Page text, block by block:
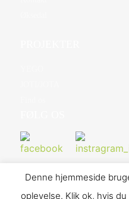
Denne hjemmeside
oplevelse. Klik ok, hvis